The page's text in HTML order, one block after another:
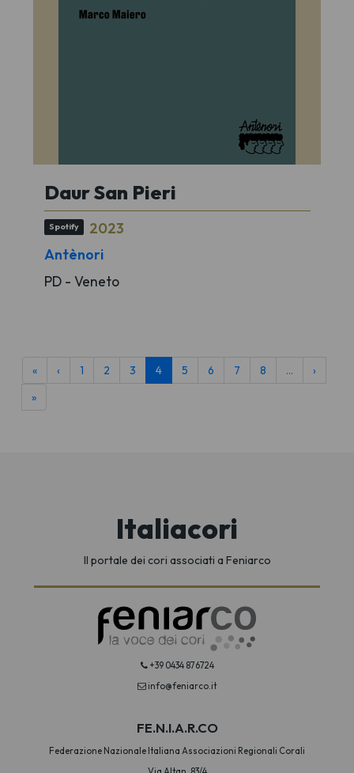
Daur San Pieri
Spotify
2023
Antènori
PD - Veneto
« ‹ 1 2 3 4 5 6 7 8 …
›
»
Italiacori
Il portale dei cori associati a Feniarco
+39 0434 876724
info@feniarco.it
FE.N.I.A.R.CO
Federazione Nazionale Italiana Associazioni Regionali Corali